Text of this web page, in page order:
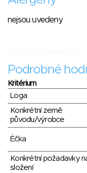
nejsou uvedeny
Podrobné
Kritérium
Loga
Konkrétní země
původu/výrobce
Éčka
Konkrétní požadavky
složení